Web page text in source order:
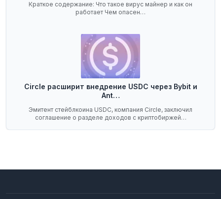
Краткое содержание: Что такое вирус майнер и как он
работает Чем опасен…
Circle расширит внедрение USDC через Bybit и
Ant…
Эмитент стейблкоина USDC, компания Circle, заключил
соглашение о разделе доходов с криптобиржей…